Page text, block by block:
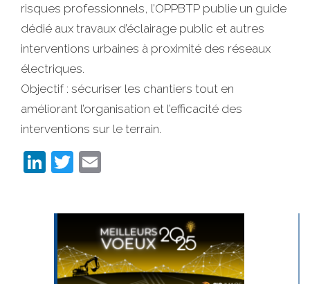
risques professionnels, l’OPPBTP publie un guide
dédié aux travaux d’éclairage public et autres
interventions urbaines à proximité des réseaux
électriques.
Objectif : sécuriser les chantiers tout en
améliorant l’organisation et l’efficacité des
interventions sur le terrain.
LinkedIn
Twitter